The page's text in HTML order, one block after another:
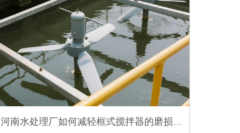
河南水处理厂如何减轻框式搅拌器的磨损…